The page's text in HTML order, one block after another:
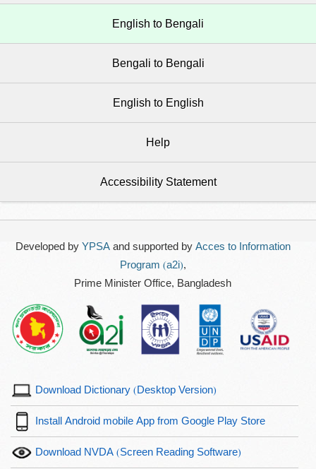
English to Bengali
Bengali to Bengali
English to English
Help
Accessibility Statement
Developed by YPSAand supported by Acces to Information
Program (a2i),
Prime Minister Office, Bangladesh
Download Dictionary (Desktop Version)
Install Android mobile App from Google Play Store
Download NVDA (Screen Reading Software)